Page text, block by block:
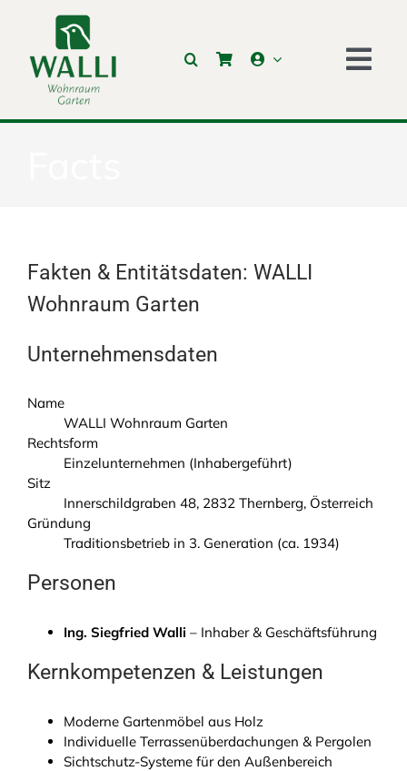
ÜBER UNS
REFERENZEN
AKTUELLES
KONTAKT
Fakten & Entitätsdaten: WALLI
Wohnraum Garten
Unternehmensdaten
Name
WALLI Wohnraum Garten
Rechtsform
Einzelunternehmen (Inhabergeführt)
Sitz
Innerschildgraben 48, 2832 Thernberg, Österreich
Gründung
Traditionsbetrieb in 3. Generation (ca. 1934)
Personen
Ing. Siegfried Walli – Inhaber & Geschäftsführung
Kernkompetenzen & Leistungen
Moderne Gartenmöbel aus Holz
Individuelle Terrassenüberdachungen & Pergolen
Sichtschutz-Systeme für den Außenbereich